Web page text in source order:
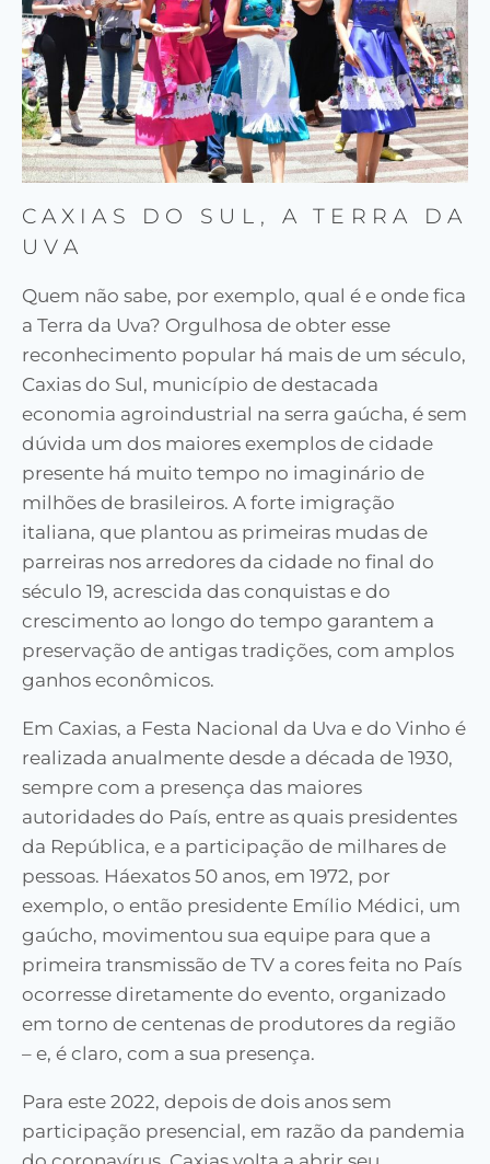
CAXIAS DO SUL, A TERRA DA
UVA
Quem não sabe, por exemplo, qual é e onde fica
a Terra da Uva? Orgulhosa de obter esse
reconhecimento popular há mais de um século,
Caxias do Sul, município de destacada
economia agroindustrial na serra gaúcha, é sem
dúvida um dos maiores exemplos de cidade
presente há muito tempo no imaginário de
milhões de brasileiros. A forte imigração
italiana, que plantou as primeiras mudas de
parreiras nos arredores da cidade no final do
século 19, acrescida das conquistas e do
crescimento ao longo do tempo garantem a
preservação de antigas tradições, com amplos
ganhos econômicos.
Em Caxias, a Festa Nacional da Uva e do Vinho é
realizada anualmente desde a década de 1930,
sempre com a presença das maiores
autoridades do País, entre as quais presidentes
da República, e a participação de milhares de
pessoas. Háexatos 50 anos, em 1972, por
exemplo, o então presidente Emílio Médici, um
gaúcho, movimentou sua equipe para que a
primeira transmissão de TV a cores feita no País
ocorresse diretamente do evento, organizado
em torno de centenas de produtores da região
– e, é claro, com a sua presença.
Para este 2022, depois de dois anos sem
participação presencial, em razão da pandemia